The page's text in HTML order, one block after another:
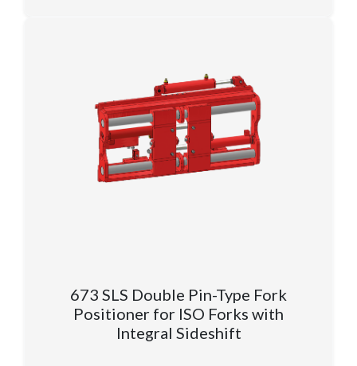
673 SLS Double Pin-Type Fork
Positioner for ISO Forks with
Integral Sideshift